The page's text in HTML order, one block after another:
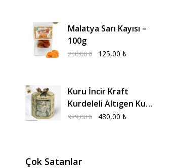
Malatya Sarı Kayısı –
100g
230,00₺ 125,00 ₺
Kuru İncir Kraft
Kurdeleli Altıgen Kutu
600g
929,00₺ 480,00 ₺
Çok Satanlar